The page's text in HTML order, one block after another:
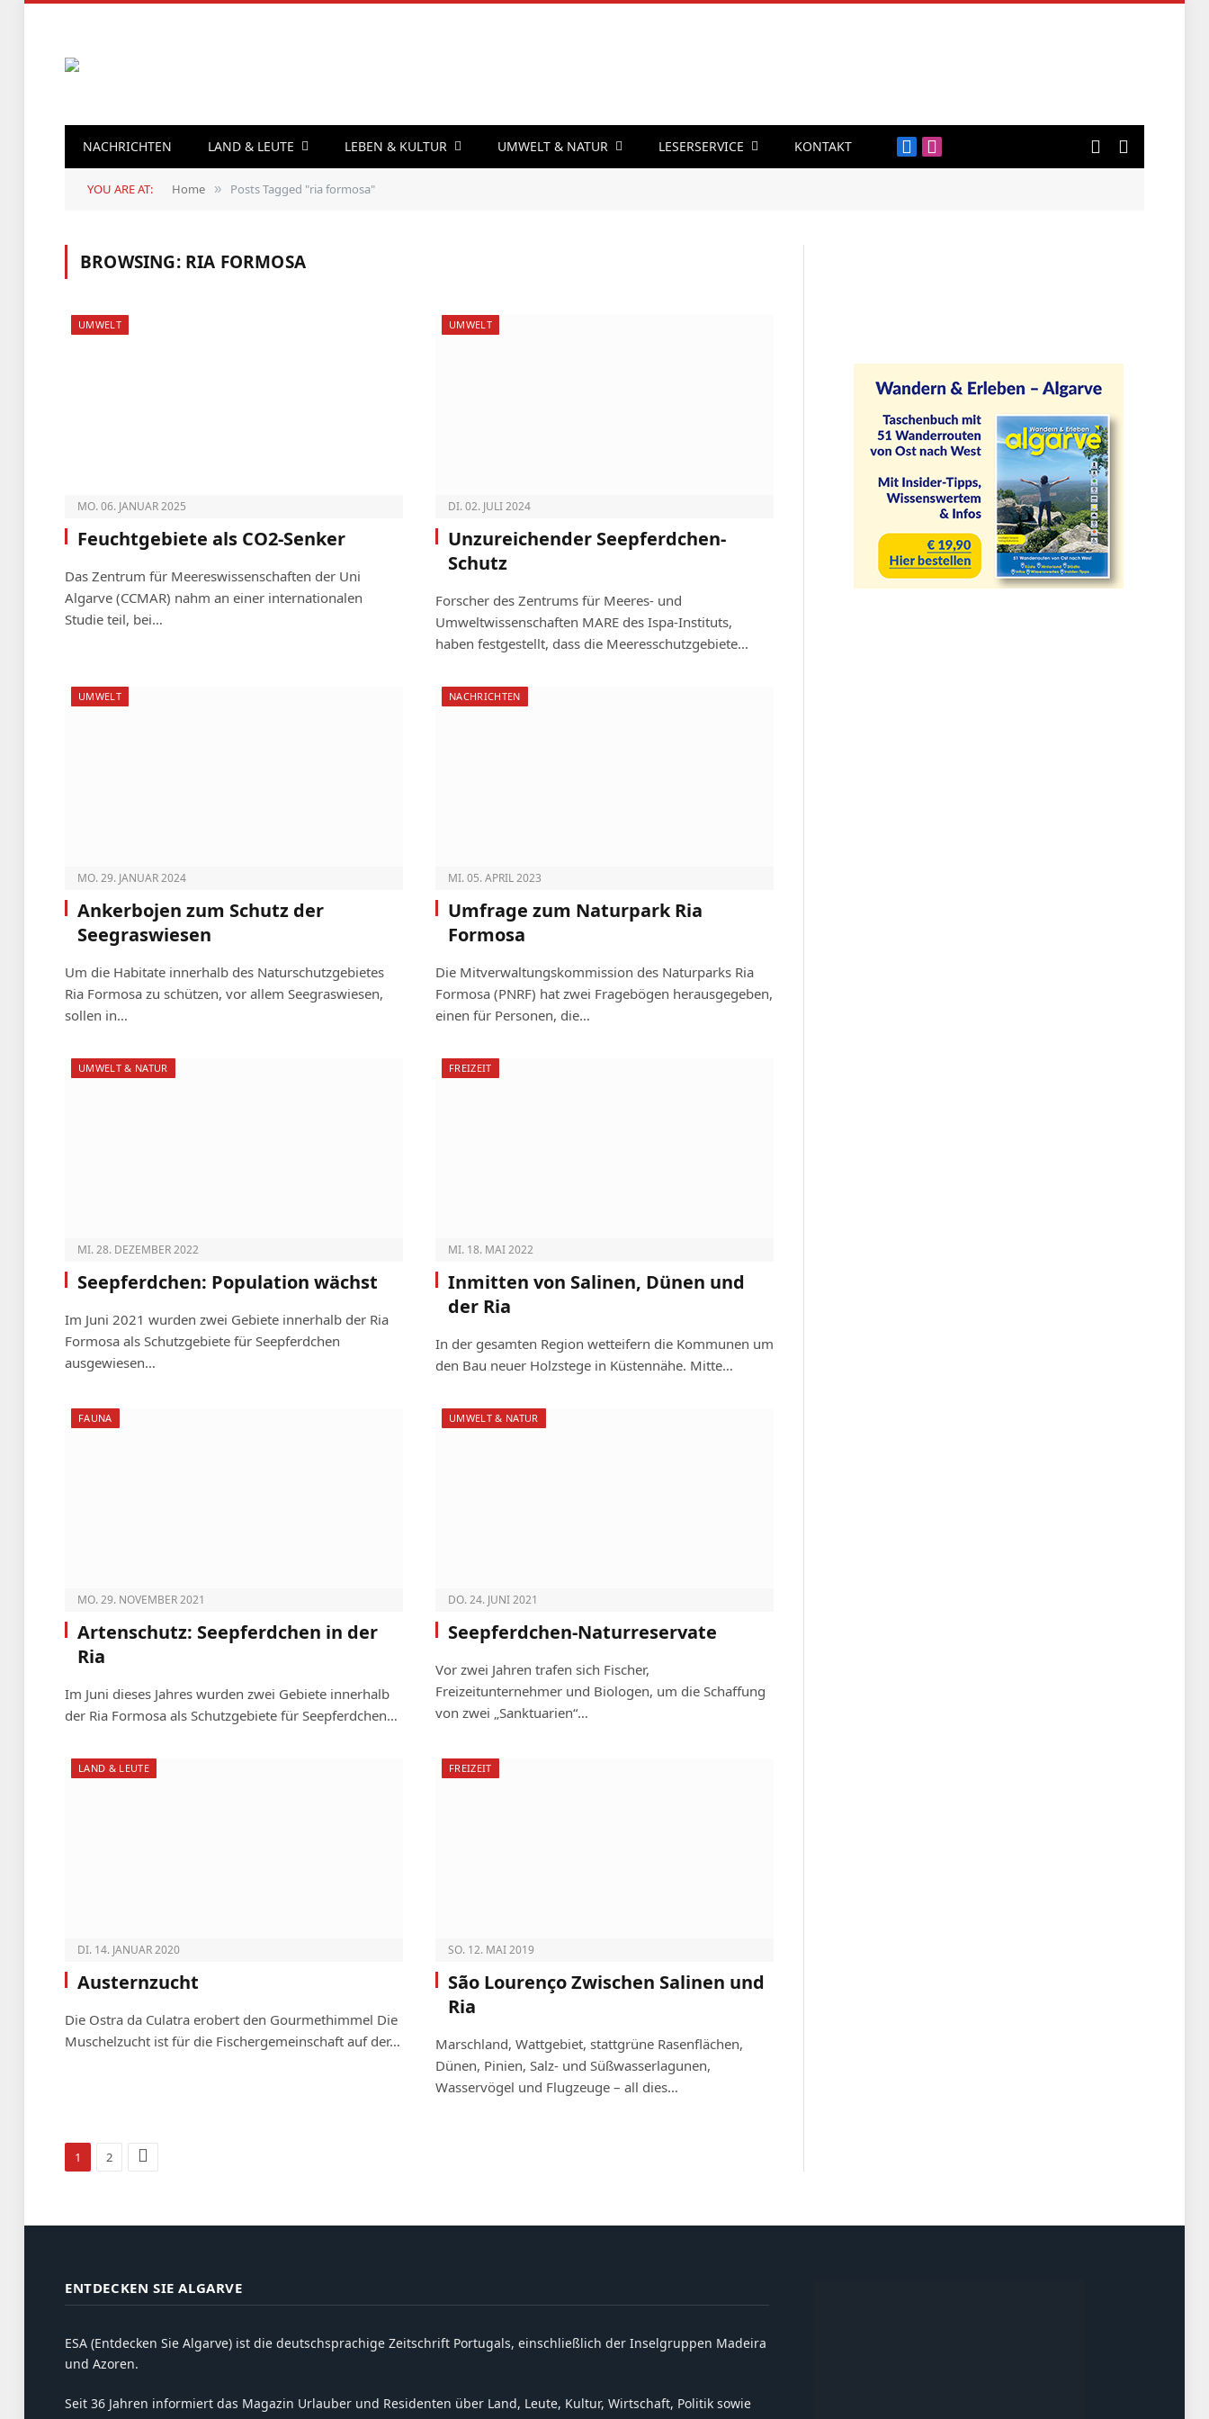
NACHRICHTEN LAND & LEUTE LEBEN & KULTUR UMWELT & NATUR LESERSERVICE KONTAKT FacebookInstagram
YOU ARE AT: Home » Posts Tagged "ria formosa"
BROWSING: RIA FORMOSA
UMWELT
MO. 06. JANUAR 2025
Feuchtgebiete als CO2-Senker
Das Zentrum für Meereswissenschaften der Uni
Algarve (CCMAR) nahm an einer internationalen
Studie teil, bei…
UMWELT
DI. 02. JULI 2024
Unzureichender Seepferdchen-
Schutz
Forscher des Zentrums für Meeres- und
Umweltwissenschaften MARE des Ispa-­Instituts,
haben festgestellt, dass die Mee­res­schutzgebiete…
UMWELT
MO. 29. JANUAR 2024
Ankerbojen zum Schutz der
Seegraswiesen
Um die Habitate innerhalb des Naturschutz­gebietes
Ria Formosa zu schützen, vor allem Seegraswiesen,
sollen in…
NACHRICHTEN
MI. 05. APRIL 2023
Umfrage zum Naturpark Ria
Formosa
Die Mitverwaltungskommission des Naturparks Ria
Formosa (PNRF) hat zwei Fragebögen herausgegeben,
einen für Personen, die…
UMWELT & NATUR
MI. 28. DEZEMBER 2022
Seepferdchen: Population wächst
Im Juni 2021 wurden zwei Gebiete innerhalb der Ria
Formosa als Schutzgebiete für Seepferdchen
ausgewiesen…
FREIZEIT
MI. 18. MAI 2022
Inmitten von Salinen, Dünen und
der Ria
In der gesamten Region wetteifern die Kommunen um
den Bau neuer Holzstege in Küstennähe. Mitte…
FAUNA
MO. 29. NOVEMBER 2021
Artenschutz: Seepferdchen in der
Ria
Im Juni dieses Jahres wurden zwei Gebiete innerhalb
der Ria Formosa als Schutzgebiete für Seepferdchen…
UMWELT & NATUR
DO. 24. JUNI 2021
Seepferdchen-Naturreservate
Vor zwei Jahren trafen sich Fischer,
Freizeitunternehmer und Biologen, um die Schaffung
von zwei „Sanktuarien“…
LAND & LEUTE
DI. 14. JANUAR 2020
Austernzucht
Die Ostra da Culatra erobert den Gourmethimmel Die
Muschelzucht ist für die Fischergemeinschaft auf der…
FREIZEIT
SO. 12. MAI 2019
São Lourenço Zwischen Salinen und
Ria
Marschland, Wattgebiet, stattgrüne Rasenflächen,
Dünen, Pinien, Salz- und Süßwasserlagunen,
Wasservögel und Flugzeuge – all dies…
1 2 Weiter
ENTDECKEN SIE ALGARVE
ESA (Entdecken Sie Algarve) ist die deutschsprachige Zeitschrift Portugals, einschließlich der Inselgruppen Madeira
und Azoren.
Seit 36 Jahren informiert das Magazin Urlauber und Residenten über Land, Leute, Kultur, Wirtschaft, Politik sowie